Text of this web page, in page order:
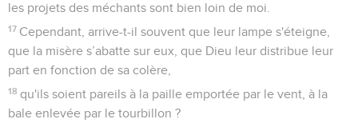
les projets des méchants sont bien loin de moi.
17 Cependant, arrive-t-il souvent que leur lampe s'éteigne,
que la misère s’abatte sur eux, que Dieu leur distribue leur
part en fonction de sa colère,
18 qu'ils soient pareils à la paille emportée par le vent, à la
bale enlevée par le tourbillon ?